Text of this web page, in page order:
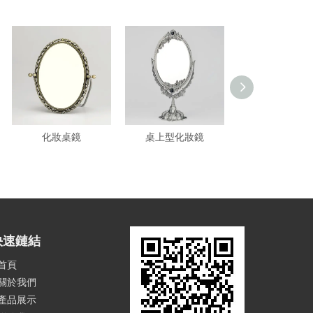
化妝桌鏡 桌上型化妝鏡
速鏈結
頁
於我們
品展示